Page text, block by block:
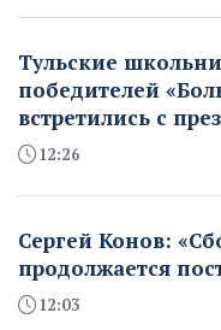
Тульские
победителей
встретились с
12:26
Сергей Конов:
продолжается
12:03